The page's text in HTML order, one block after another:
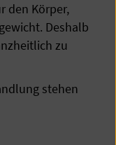
den Körper,
Deshalb
zu
stehen